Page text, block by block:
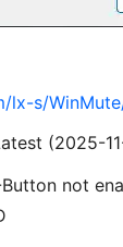
lx-s/
(2025-
Button not